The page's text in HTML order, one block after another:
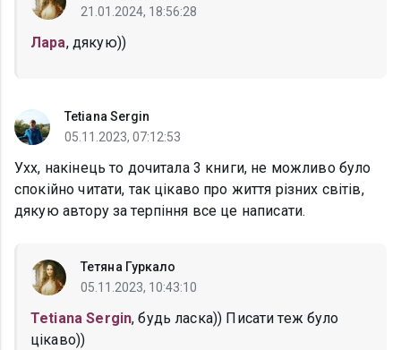
21.01.2024, 18:56:28
Лара, дякую))
Tetiana Sergin
05.11.2023, 07:12:53
Ухх, накінець то дочитала 3 книги, не можливо було
спокійно читати, так цікаво про життя різних світів,
дякую автору за терпіння все це написати.
Тетяна Гуркало
05.11.2023, 10:43:10
Tetiana Sergin, будь ласка)) Писати теж було
цікаво))